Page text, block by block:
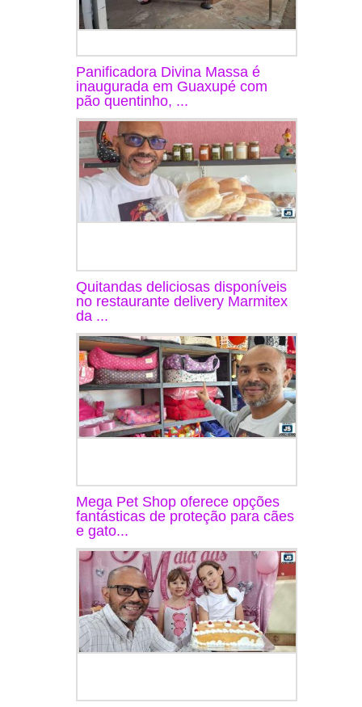
Panificadora Divina Massa é
inaugurada em Guaxupé com
pão quentinho, ...
Quitandas deliciosas disponíveis
no restaurante delivery Marmitex
da ...
Mega Pet Shop oferece opções
fantásticas de proteção para cães
e gato...